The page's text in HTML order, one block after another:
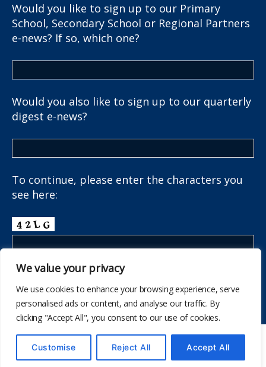
We value your privacy
We use cookies to enhance your browsing experience, serve
personalised ads or content, and analyse our traffic. By
clicking "Accept All", you consent to our use of cookies.
Customise Reject All Accept All
Would you like to sign up to our Primary
School, Secondary School or Regional Partners
e-news? If so, which one?
Would you also like to sign up to our quarterly
digest e-news?
To continue, please enter the characters you
see here:
© 777The School Health Research Network I fyny